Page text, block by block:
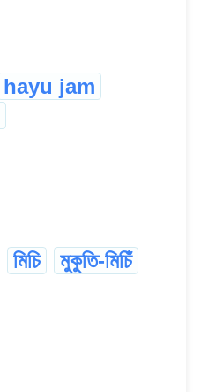
hayu jam
মিচি মুকুতি-মিচিঁ